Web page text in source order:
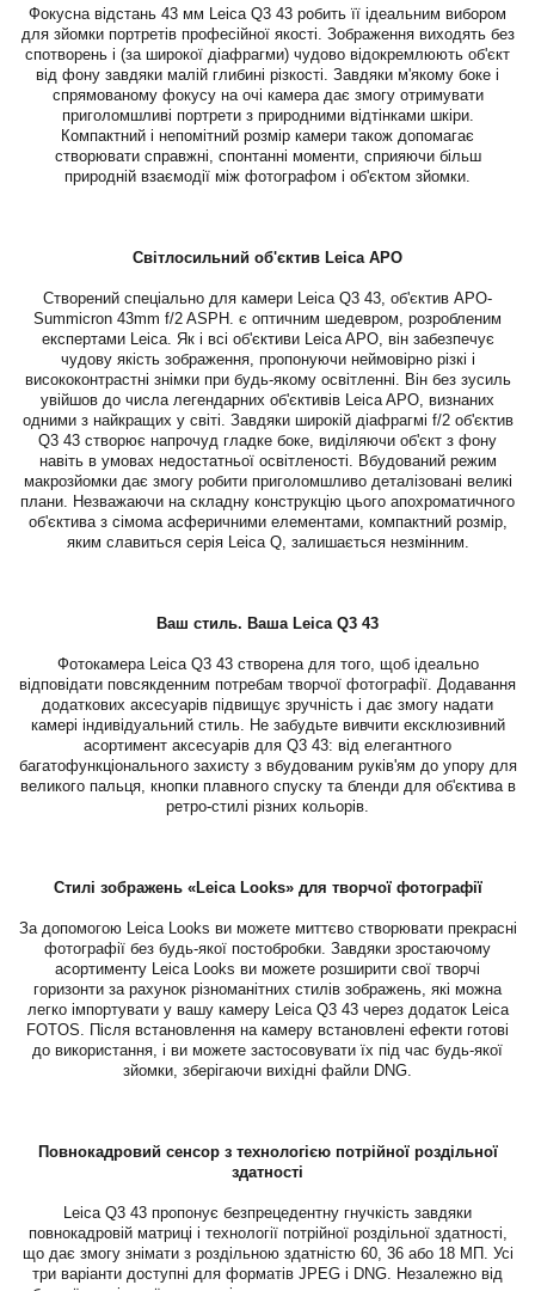
Фокусна відстань 43 мм Leica Q3 43 робить її ідеальним вибором
для зйомки портретів професійної якості. Зображення виходять без
спотворень і (за широкої діафрагми) чудово відокремлюють об'єкт
від фону завдяки малій глибині різкості. Завдяки м'якому боке і
спрямованому фокусу на очі камера дає змогу отримувати
приголомшливі портрети з природними відтінками шкіри.
Компактний і непомітний розмір камери також допомагає
створювати справжні, спонтанні моменти, сприяючи більш
природній взаємодії між фотографом і об'єктом зйомки.
Світлосильний об'єктив Leica APO
Створений спеціально для камери Leica Q3 43, об'єктив APO-
Summicron 43mm f/2 ASPH. є оптичним шедевром, розробленим
експертами Leica. Як і всі об'єктиви Leica APO, він забезпечує
чудову якість зображення, пропонуючи неймовірно різкі і
висококонтрастні знімки при будь-якому освітленні. Він без зусиль
увійшов до числа легендарних об'єктивів Leica APO, визнаних
одними з найкращих у світі. Завдяки широкій діафрагмі f/2 об'єктив
Q3 43 створює напрочуд гладке боке, виділяючи об'єкт з фону
навіть в умовах недостатньої освітленості. Вбудований режим
макрозйомки дає змогу робити приголомшливо деталізовані великі
плани. Незважаючи на складну конструкцію цього апохроматичного
об'єктива з сімома асферичними елементами, компактний розмір,
яким славиться серія Leica Q, залишається незмінним.
Ваш стиль. Ваша Leica Q3 43
Фотокамера Leica Q3 43 створена для того, щоб ідеально
відповідати повсякденним потребам творчої фотографії. Додавання
додаткових аксесуарів підвищує зручність і дає змогу надати
камері індивідуальний стиль. Не забудьте вивчити ексклюзивний
асортимент аксесуарів для Q3 43: від елегантного
багатофункціонального захисту з вбудованим руків'ям до упору для
великого пальця, кнопки плавного спуску та бленди для об'єктива в
ретро-стилі різних кольорів.
Стилі зображень «Leica Looks» для творчої фотографії
За допомогою Leica Looks ви можете миттєво створювати прекрасні
фотографії без будь-якої постобробки. Завдяки зростаючому
асортименту Leica Looks ви можете розширити свої творчі
горизонти за рахунок різноманітних стилів зображень, які можна
легко імпортувати у вашу камеру Leica Q3 43 через додаток Leica
FOTOS. Після встановлення на камеру встановлені ефекти готові
до використання, і ви можете застосовувати їх під час будь-якої
зйомки, зберігаючи вихідні файли DNG.
Повнокадровий сенсор з технологією потрійної роздільної
здатності
Leica Q3 43 пропонує безпрецедентну гнучкість завдяки
повнокадровій матриці і технології потрійної роздільної здатності,
що дає змогу знімати з роздільною здатністю 60, 36 або 18 МП. Усі
три варіанти доступні для форматів JPEG і DNG. Незалежно від